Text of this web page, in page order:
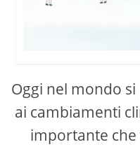
Oggi nel mondo
ai cambiamenti
importante